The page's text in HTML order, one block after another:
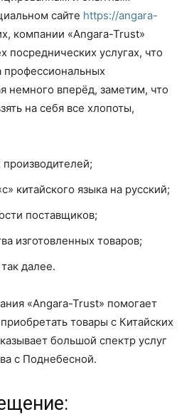
сайте https://angara-
компании «Angara-Trust»
посреднических услугах, что
профессиональных
немного вперёд, заметим, что
на себя все хлопоты,
китайского языка на русский;
поставщиков;
изготовленных товаров;
далее.
«Angara-Trust» помогает
товары с Китайских
большой спектр услуг
с Поднебесной.